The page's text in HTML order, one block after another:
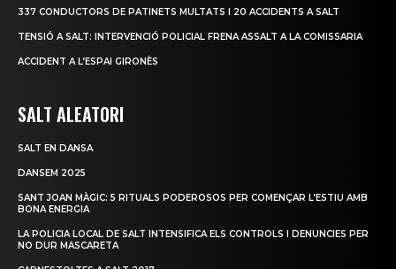
337 CONDUCTORS DE PATINETS MULTATS I 20 ACCIDENTS A SALT
TENSIÓ A SALT: INTERVENCIÓ POLICIAL FRENA ASSALT A LA COMISSARIA
ACCIDENT A L’ESPAI GIRONÈS
SALT ALEATORI
SALT EN DANSA
DANSEM 2025
SANT JOAN MÀGIC: 5 RITUALS PODEROSOS PER COMENÇAR L’ESTIU AMB
BONA ENERGIA
LA POLICIA LOCAL DE SALT INTENSIFICA ELS CONTROLS I DENUNCIES PER
NO DUR MASCARETA